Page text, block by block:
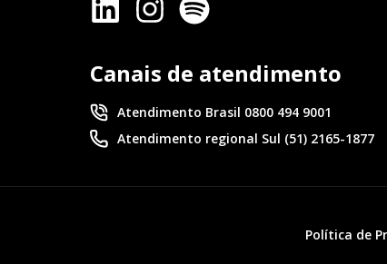
Canais de atendimento
Atendimento Brasil 0800 494 9001
Atendimento regional Sul (51) 2165-1877
Política de